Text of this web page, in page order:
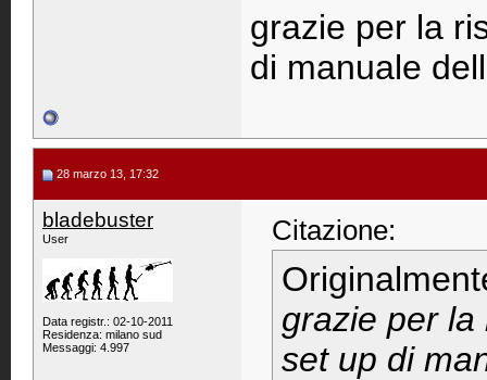
grazie per la
di manuale
28 marzo 13, 17:32
bladebuster
User
Data registr.: 02-10-2011
Residenza: milano sud
Messaggi: 4.997
Citazione:
grazie per
set up di